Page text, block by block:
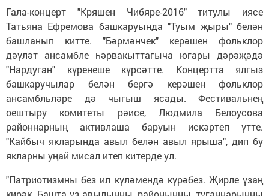
Гала-концерт "Кряшен Чибяре-2016" титулы иясе
Татьяна Ефремова башкаруында "Туым җыры" белән
башланып китте. "Бәрмәнчек" керәшен фольклор
дәүләт ансамбле һәрвакыттагыча югары дәрәҗәдә
"Нардуган" күренеше күрсәтте. Концертта ялгыз
башкаручылар белән бергә керәшен фольклор
ансамбльләре дә чыгыш ясады. Фестивальнең
оештыру комитеты рәисе, Людмила Белоусова
районнарның активлаша баруын искәртеп үтте.
"Кайбыч якларында авыл белән авыл ярыша", дип бу
якларны уңай мисал итеп китерде ул.
"Патриотизмны без ил күләмендә күрәбез. Җирле үзаң